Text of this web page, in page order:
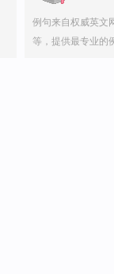
例句来自权威英文
等，提供最专业的